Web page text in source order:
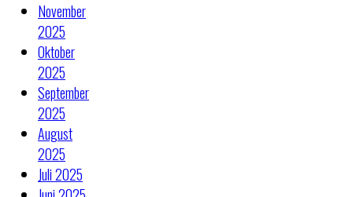
November
2025
Oktober
2025
September
2025
August
2025
Juli 2025